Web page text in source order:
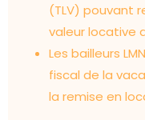
(TLV) pouvant
valeur locative
Les bailleurs
fiscal de la
la remise en